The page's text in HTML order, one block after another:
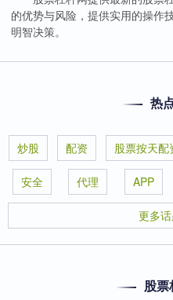
的优势与风险，提供实用的操作
明智决策。
热
炒股 配资 股票按天配
安全 代理 APP
更多
股票